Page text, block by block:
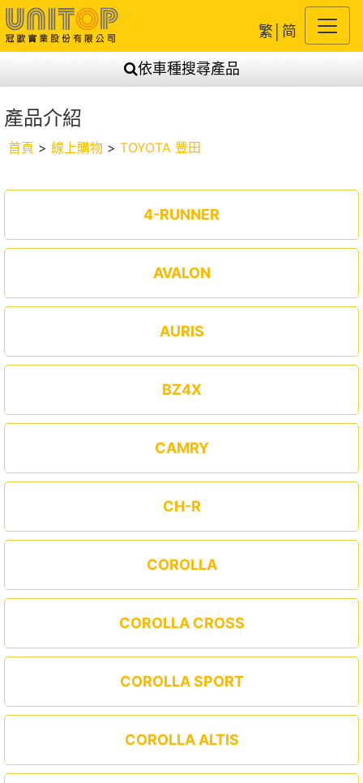
繁 简
依車種搜尋產品
產品介紹
首頁 > 線上購物 > TOYOTA 豐田
4-RUNNER
AVALON
AURIS
BZ4X
CAMRY
CH-R
COROLLA
COROLLA CROSS
COROLLA SPORT
COROLLA ALTIS